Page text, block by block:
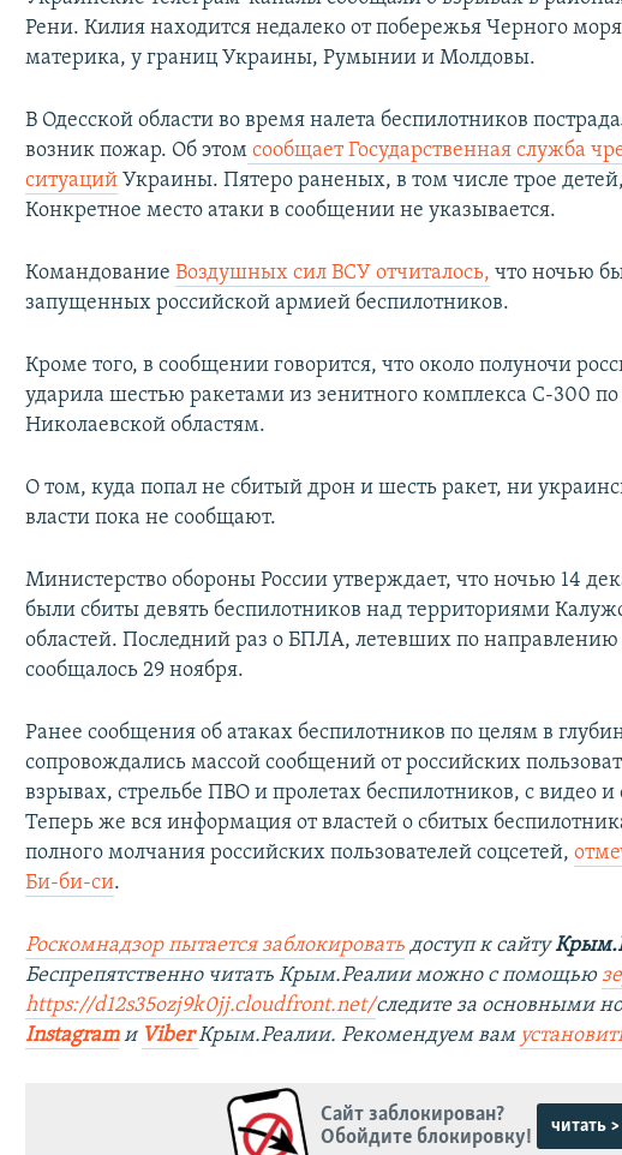
Рени. Килия находится недалеко от побережья Черного
материка, у границ Украины, Румынии и Молдовы.
В Одесской области во время налета беспилотников
возник пожар. Об этом сообщает Государственная служба
ситуаций Украины. Пятеро раненых, в том числе трое
Конкретное место атаки в сообщении не указывается.
КомандованиеВоздушных сил ВСУ отчиталось, что ночью
запущенных российской армией беспилотников.
Кроме того, в сообщении говорится, что около полуночи
ударила шестью ракетами из зенитного комплекса С-300
Николаевской областям.
О том, куда попал не сбитый дрон и шесть ракет, ни
власти пока не сообщают.
Министерство обороны России утверждает, что ночью 14
были сбиты девять беспилотников над территориями
областей. Последний раз о БПЛА, летевших по
сообщалось 29 ноября.
Ранее сообщения об атаках беспилотников по целям в
сопровождались массой сообщений от российских
взрывах, стрельбе ПВО и пролетах беспилотников, с видео
Теперь же вся информация от властей о сбитых
полного молчания российских пользователей соцсетей,
Би-би-си.
Роскомнадзор пытается заблокировать доступ к сайту
Беспрепятственно читать Крым.Реалии можно с помощью
https://d12s35ozj9k0jj.cloudfront.net/следите за основными
Instagram и Viber Крым.Реалии. Рекомендуем вам
Сайт заблокирован?
Обойдите блокировку!
читать >